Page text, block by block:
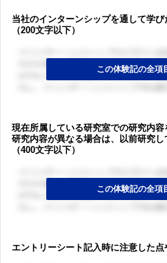
当社のインターンシップを通して学び
（200文字以下）
現在所属している研究室での研究内
研究内容が異なる場合は、以前研究し
（400文字以下）
エントリーシート記入時に注意した点